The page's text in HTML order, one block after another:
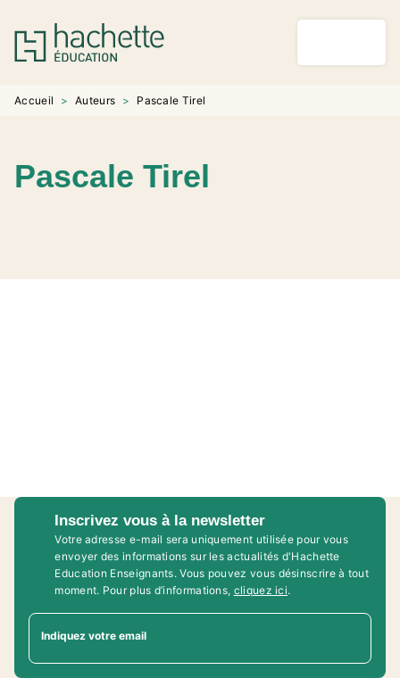
MENU RECHERCHE
PIED DE PAGE
Accueil > Auteurs > Pascale Tirel
Pascale Tirel
Inscrivez vous à la newsletter
Votre adresse e-mail sera uniquement utilisée pour vous
envoyer des informations sur les actualités d'Hachette
Education Enseignants. Vous pouvez vous désinscrire à tout
moment. Pour plus d’informations, cliquez ici.
Indiquez votre email